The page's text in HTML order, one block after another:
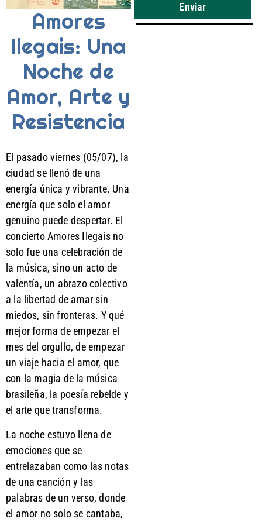
Amores
Ilegais: Una
Noche de
Amor, Arte y
Resistencia
El pasado viernes (05/07), la
ciudad se llenó de una
energía única y vibrante. Una
energía que solo el amor
genuino puede despertar. El
concierto Amores Ilegais no
solo fue una celebración de
la música, sino un acto de
valentía, un abrazo colectivo
a la libertad de amar sin
miedos, sin fronteras. Y qué
mejor forma de empezar el
mes del orgullo, de empezar
un viaje hacia el amor, que
con la magia de la música
brasileña, la poesía rebelde y
el arte que transforma.
La noche estuvo llena de
emociones que se
entrelazaban como las notas
de una canción y las
palabras de un verso, donde
el amor no solo se cantaba,
Enviar